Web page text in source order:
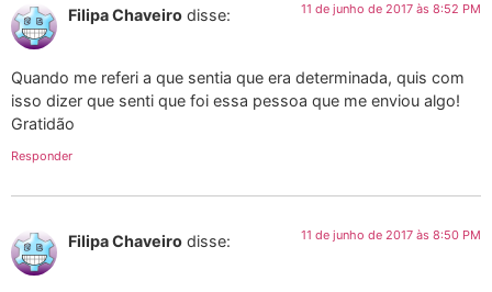
Filipa Chaveiro disse: 11 de junho de 2017 às 8:52 PM
Quando me referi a que sentia que era determinada, quis com
isso dizer que senti que foi essa pessoa que me enviou algo!
Gratidão
Responder
Filipa Chaveiro disse: 11 de junho de 2017 às 8:50 PM